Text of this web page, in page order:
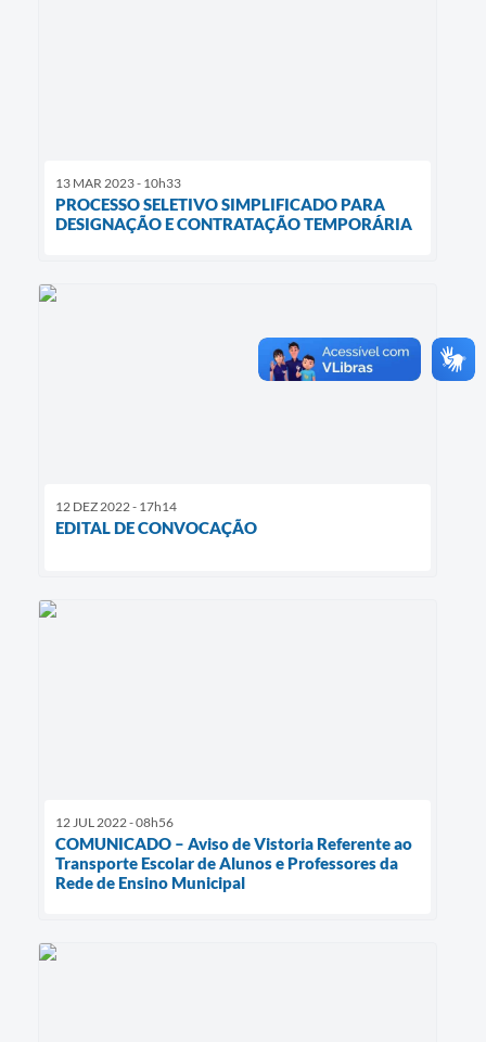
13 MAR 2023 - 10h33
PROCESSO SELETIVO SIMPLIFICADO PARA
DESIGNAÇÃO E CONTRATAÇÃO TEMPORÁRIA
12 DEZ 2022 - 17h14
EDITAL DE CONVOCAÇÃO
12 JUL 2022 - 08h56
COMUNICADO – Aviso de Vistoria Referente ao
Transporte Escolar de Alunos e Professores da
Rede de Ensino Municipal